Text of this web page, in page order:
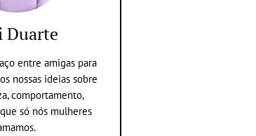
Duarte
entre amigas para
nossas ideias sobre
comportamento,
só nós mulheres